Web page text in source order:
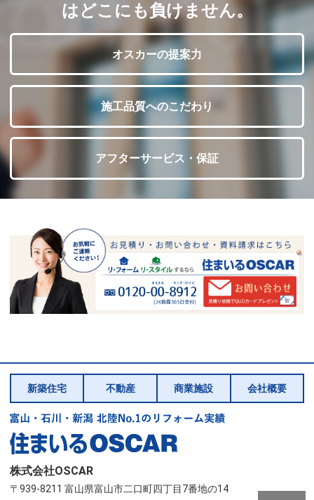
はどこにも負けません。
オスカーの提案力
施工品質へのこだわり
アフターサービス・保証
新築住宅 不動産 商業施設 会社概要
株式会社OSCAR
〒939-8211 富山県富山市二口町四丁目7番地の14